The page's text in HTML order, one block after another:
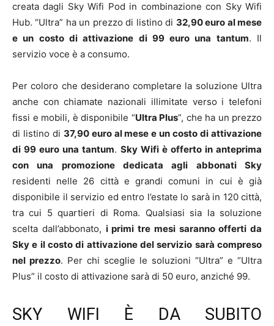
creata dagli Sky Wifi Pod in combinazione con Sky Wifi
Hub. “Ultra” ha un prezzo di listino di 32,90 euro al mese
e un costo di attivazione di 99 euro una tantum. Il
servizio voce è a consumo.
Per coloro che desiderano completare la soluzione Ultra
anche con chiamate nazionali illimitate verso i telefoni
fissi e mobili, è disponibile “Ultra Plus”, che ha un prezzo
di listino di 37,90 euro al mese e un costo di attivazione
di 99 euro una tantum. Sky Wifi è offerto in anteprima
con una promozione dedicata agli abbonati Sky
residenti nelle 26 città e grandi comuni in cui è già
disponibile il servizio ed entro l’estate lo sarà in 120 città,
tra cui 5 quartieri di Roma. Qualsiasi sia la soluzione
scelta dall’abbonato, i primi tre mesi saranno offerti da
Sky e il costo di attivazione del servizio sarà compreso
nel prezzo. Per chi sceglie le soluzioni “Ultra” e “Ultra
Plus” il costo di attivazione sarà di 50 euro, anziché 99.
SKY WIFI È DA SUBITO